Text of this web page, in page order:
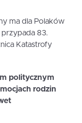
ma dla Polaków
przypada 83.
Katastrofy
politycznym
rodzin